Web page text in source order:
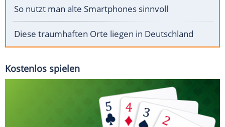
So nutzt man alte Smartphones sinnvoll
Diese traumhaften Orte liegen in Deutschland
Kostenlos spielen